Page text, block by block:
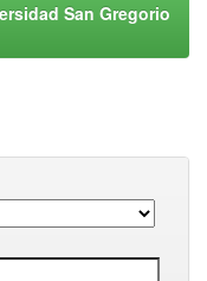
San Gregorio